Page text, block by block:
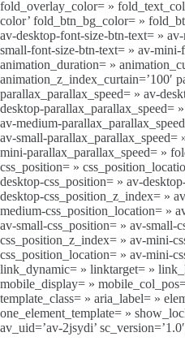
fold_overlay_color= »
color’ fold_btn_bg_color= »
av-desktop-font-size-btn-text= »
small-font-size-btn-text= » av-
animation_duration= »
animation_z_index_curtain=’100′
parallax_parallax_speed= » av-
desktop-parallax_parallax_speed=
av-medium-
av-small-
mini-parallax_parallax_speed= »
css_position= »
desktop-css_position= » av-
desktop-css_position_z_index= »
medium-css_position_location= »
av-small-css_position= » av-small-
css_position_z_index= » av-mini-
css_position_location= » av-mini-
link_dynamic= » linktarget= »
mobile_display= »
template_class= » aria_label= »
one_element_template= »
av_uid=’av-2jsydi’